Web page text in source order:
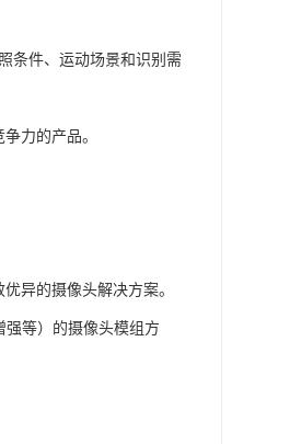
条件、运动场景和识别需
力的产品。
异的摄像头解决方案。
等）的摄像头模组方